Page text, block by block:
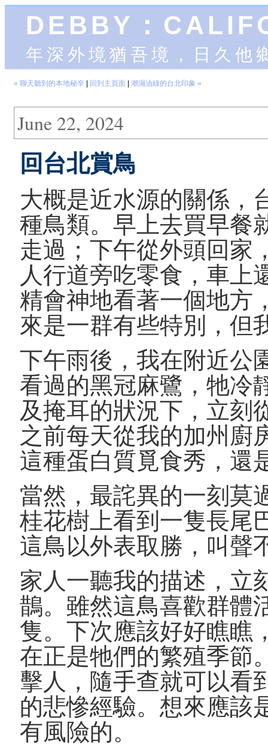
DEBBY：
年深外境猶吾境，日久
« 聊天聽到的本地秘辛 回到主頁面 潮濕油綠的台北印象 »
June 22, 2024
回台北賞鳥
大概是近水源的關係，
種鳥類。早上去買早餐
走過；下午從外頭回家
人行道旁吃零食，車上
精會神地看著一個地方
來是一群有些特別，但
下午雨後，我在附近公
看過的黑冠麻鷺，牠冷
及掩耳的狀況下，立刻
之前每天從我的加州廚
這種蛋白質覓食秀，還
當然，最詫異的一刻莫
桂花樹上看到一隻長尾
這鳥以外表取勝，叫聲
家人一聽我的描述，立
鵲。雖然這鳥喜歡群體
隻。下次應該好好瞧瞧
在正是牠們的繁殖季節
擊人，隨手查就可以看
的悲慘經驗。想來應該
有風險的。